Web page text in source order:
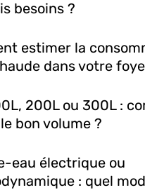
besoins ?
estimer la
dans votre
200L ou 300L :
bon volume ?
eau électrique ou
: quel